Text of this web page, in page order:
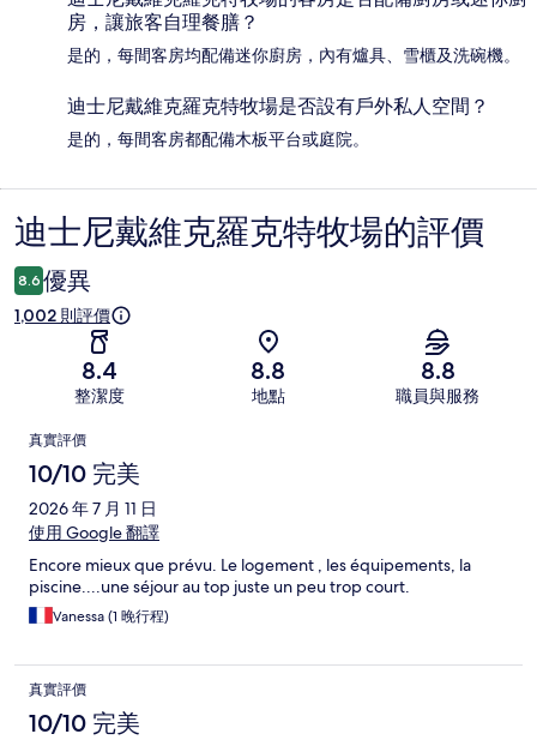
房，讓旅客自理餐膳？
是的，每間客房均配備迷你廚房，內有爐具、雪櫃及洗碗機。
迪士尼戴維克羅克特牧場是否設有戶外私人空間？
是的，每間客房都配備木板平台或庭院。
評
價
迪士尼戴維克羅克特牧場的評價
8.6 優異
1,002 則評價
8.4
整潔度
8.8
地點
8.8
職員與服務
評
價
真實評價
10/10 完美
2026 年 7 月 11 日
使用 Google 翻譯
Encore mieux que prévu. Le logement , les équipements, la
piscine....une séjour au top juste un peu trop court.
Vanessa (1 晚行程)
真實評價
10/10 完美